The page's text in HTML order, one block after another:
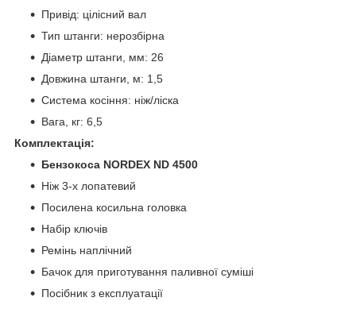
Привід: цілісний вал
Тип штанги: нерозбірна
Діаметр штанги, мм: 26
Довжина штанги, м: 1,5
Система косіння: ніж/ліска
Вага, кг: 6,5
Комплектація:
Бензокоса NORDEX ND 4500
Ніж 3-х лопатевий
Посилена косильна головка
Набір ключів
Ремінь наплічний
Бачок для приготування паливної суміші
Посібник з експлуатації